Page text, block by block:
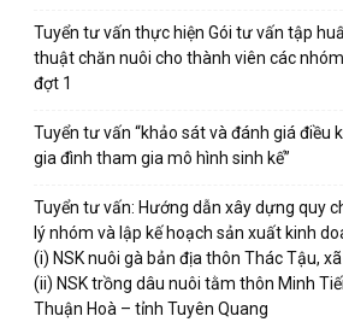
Tuyển tư vấn thực hiện Gói tư vấn tập
thuật chăn nuôi cho thành viên các
đợt 1
Tuyển tư vấn “khảo sát và đánh giá điều
gia đình tham gia mô hình sinh kế”
Tuyển tư vấn: Hướng dẫn xây dựng quy
lý nhóm và lập kế hoạch sản xuất kinh
(i) NSK nuôi gà bản địa thôn Thác Tậu,
(ii) NSK trồng dâu nuôi tằm thôn Minh
Thuận Hoà – tỉnh Tuyên Quang